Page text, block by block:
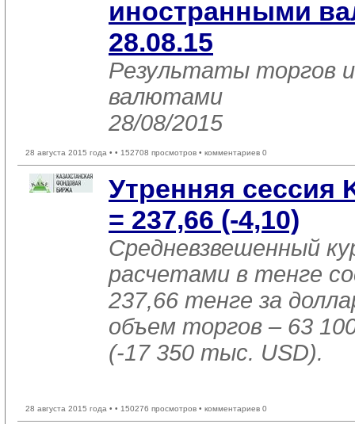
иностранными
28.08.15
Результаты торгов
валютами
28/08/2015
28 августа 2015 года • • 152708 просмотров • комментариев 0
Утренняя сессия
= 237,66 (-4,10)
Средневзвешенный
расчетами в тенге
237,66 тенге за
объем торгов – 63
(-17 350 тыс. USD).
28 августа 2015 года • • 150276 просмотров • комментариев 0